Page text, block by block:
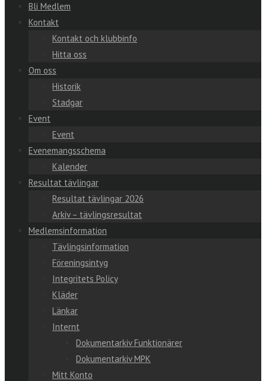
Bli Medlem
Kontakt
Kontakt och klubbinfo
Hitta oss
Om oss
Historik
Stadgar
Event
Event
Evenemangsschema
Kalender
Resultat tävlingar
Resultat tävlingar 2026
Arkiv – tävlingsresultat
Medlemsinformation
Tävlingsinformation
Föreningsintyg
Integritets Policy
Kläder
Länkar
Internt
Dokumentarkiv Funktionärer
Dokumentarkiv MPK
Mitt Konto